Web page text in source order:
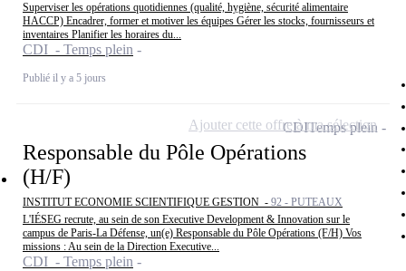
Superviser les opérations quotidiennes (qualité, hygiène, sécurité alimentaire
HACCP) Encadrer, former et motiver les équipes Gérer les stocks, fournisseurs et
inventaires Planifier les horaires du...
CDI - Temps plein
Publié il y a 5 jours
Responsable du Pôle Opérations
(H/F)
INSTITUT ECONOMIE SCIENTIFIQUE GESTION - 92 - PUTEAUX
L'IÉSEG recrute, au sein de son Executive Development & Innovation sur le
campus de Paris-La Défense, un(e) Responsable du Pôle Opérations (F/H) Vos
missions : Au sein de la Direction Executive...
CDI - Temps plein
CDITemps plein
Ajouter cette offre à ma sélection